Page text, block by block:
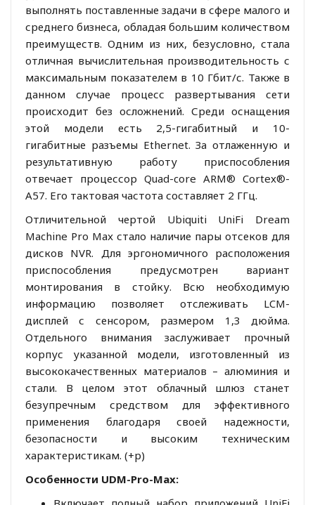
выполнять поставленные задачи в сфере малого и
среднего бизнеса, обладая большим количеством
преимуществ. Одним из них, безусловно, стала
отличная вычислительная производительность с
максимальным показателем в 10 Гбит/с. Также в
данном случае процесс развертывания сети
происходит без осложнений. Среди оснащения
этой модели есть 2,5-гигабитный и 10-
гигабитные разъемы Ethernet. За отлаженную и
результативную работу приспособления
отвечает процессор Quad-core ARM® Cortex®-
A57. Его тактовая частота составляет 2 ГГц.
Отличительной чертой Ubiquiti UniFi Dream
Machine Pro Max стало наличие пары отсеков для
дисков NVR. Для эргономичного расположения
приспособления предусмотрен вариант
монтирования в стойку. Всю необходимую
информацию позволяет отслеживать LCM-
дисплей с сенсором, размером 1,3 дюйма.
Отдельного внимания заслуживает прочный
корпус указанной модели, изготовленный из
высококачественных материалов – алюминия и
стали. В целом этот облачный шлюз станет
безупречным средством для эффективного
применения благодаря своей надежности,
безопасности и высоким техническим
характеристикам. (+р)
Особенности UDM-Pro-Max: